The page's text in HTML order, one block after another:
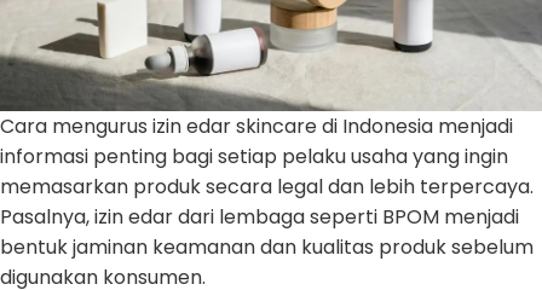
Cara mengurus izin edar skincare di Indonesia menjadi
informasi penting bagi setiap pelaku usaha yang ingin
memasarkan produk secara legal dan lebih terpercaya.
Pasalnya, izin edar dari lembaga seperti BPOM menjadi
bentuk jaminan keamanan dan kualitas produk sebelum
digunakan konsumen.